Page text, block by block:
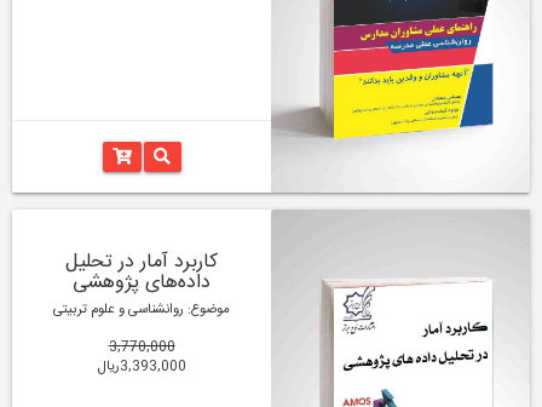
کاربرد آمار در تحلیل
داده‌های پژوهشی
موضوع: روانشناسی و علوم تربیتی
3,770,000
3,393,000ریال